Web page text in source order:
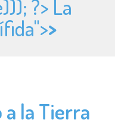
?> La
>
a la Tierra